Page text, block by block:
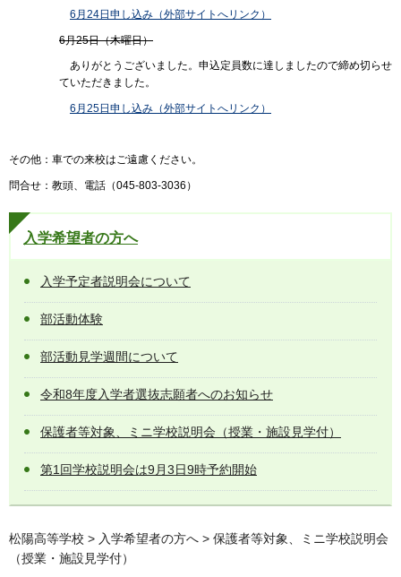
6月24日申し込み（外部サイトへリンク）
6月25日（木曜日）
ありがとうございました。申込定員数に達しましたので締め切らせ
ていただきました。
6月25日申し込み（外部サイトへリンク）
その他：車での来校はご遠慮ください。
問合せ：教頭、電話（045-803-3036）
入学希望者の方へ
入学予定者説明会について
部活動体験
部活動見学週間について
令和8年度入学者選抜志願者へのお知らせ
保護者等対象、ミニ学校説明会（授業・施設見学付）
第1回学校説明会は9月3日9時予約開始
松陽高等学校 > 入学希望者の方へ > 保護者等対象、ミニ学校説明会
（授業・施設見学付）